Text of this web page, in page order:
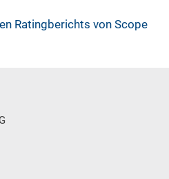
Ratingberichts von Scope